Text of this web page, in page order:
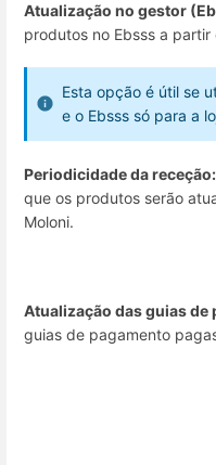
Atualização no gestor
produtos no Ebsss a partir
Esta opção é útil se
e o Ebsss só para a
Periodicidade da receção:
que os produtos serão
Moloni.
Atualização das guias de
guias de pagamento